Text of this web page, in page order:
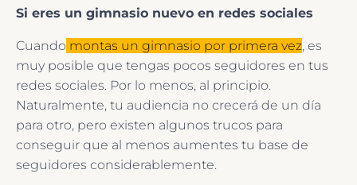
Si eres un gimnasio nuevo en redes sociales
Cuando montas un gimnasio por primera vez, es
muy posible que tengas pocos seguidores en tus
redes sociales. Por lo menos, al principio.
Naturalmente, tu audiencia no crecerá de un día
para otro, pero existen algunos trucos para
conseguir que al menos aumentes tu base de
seguidores considerablemente.